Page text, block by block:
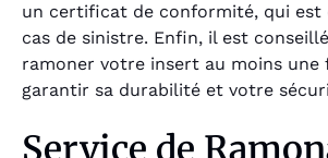
un certificat de conformité, qui est
cas de sinistre. Enfin, il est
ramoner votre insert au moins une
garantir sa durabilité et votre
Service de